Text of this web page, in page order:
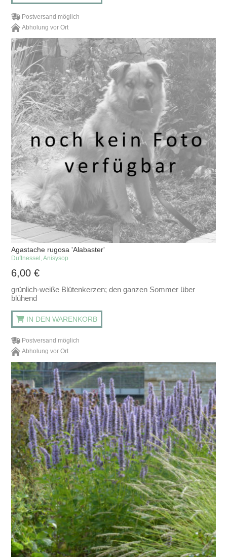
Postversand möglich
Abholung vor Ort
Agastache rugosa 'Alabaster'
Duftnessel, Anisysop
6,00€
grünlich-weiße Blütenkerzen; den ganzen Sommer über
blühend
IN DEN WARENKORB
Postversand möglich
Abholung vor Ort